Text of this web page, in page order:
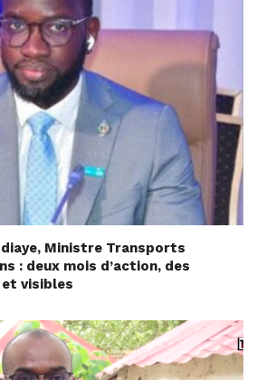
Ministre Transports
: deux mois d’action, des
visibles